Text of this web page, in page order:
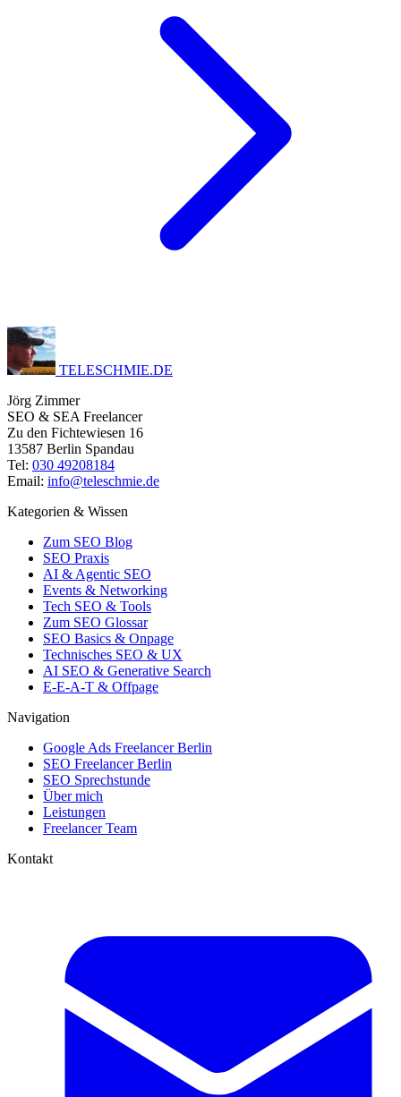
TELESCHMIE.DE
Jörg Zimmer
SEO & SEA Freelancer
Zu den Fichtewiesen 16
13587 Berlin Spandau
Tel: 030 49208184
Email: info@teleschmie.de
Kategorien & Wissen
Zum SEO Blog
SEO Praxis
AI & Agentic SEO
Events & Networking
Tech SEO & Tools
Zum SEO Glossar
SEO Basics & Onpage
Technisches SEO & UX
AI SEO & Generative Search
E-E-A-T & Offpage
Navigation
Google Ads Freelancer Berlin
SEO Freelancer Berlin
SEO Sprechstunde
Über mich
Leistungen
Freelancer Team
Kontakt